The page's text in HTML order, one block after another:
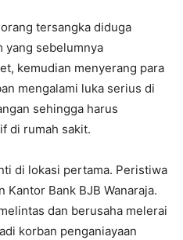
tersangka diduga
yang sebelumnya
kemudian menyerang para
mengalami luka serius di
sehingga harus
di rumah sakit.
di lokasi pertama. Peristiwa
Bank BJB Wanaraja.
dan berusaha melerai
korban penganiayaan